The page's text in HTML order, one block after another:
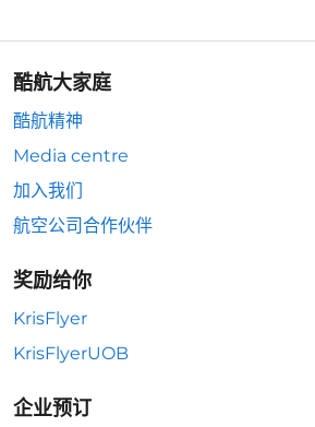
酷航大家庭
酷航精神
Media centre
加入我们
航空公司合作伙伴
奖励给你
KrisFlyer
KrisFlyerUOB
企业预订